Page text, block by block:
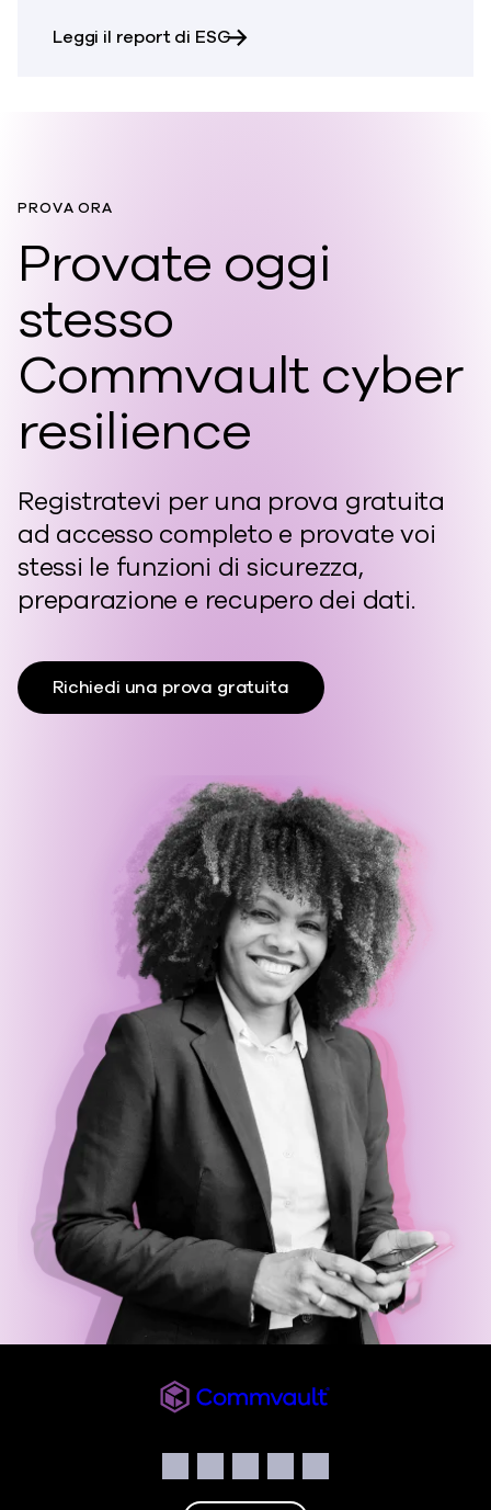
Leggi il report di ESGsu Costruire una resilienza
PROVA ORA
Provate oggi
stesso
Commvault cyber
resilience
Registratevi per una prova gratuita
ad accesso completo e provate voi
stessi le funzioni di sicurezza,
preparazione e recupero dei dati.
Richiedi una prova gratuita
Facebook
Instagram
LinkedIn
TwitterYouTube